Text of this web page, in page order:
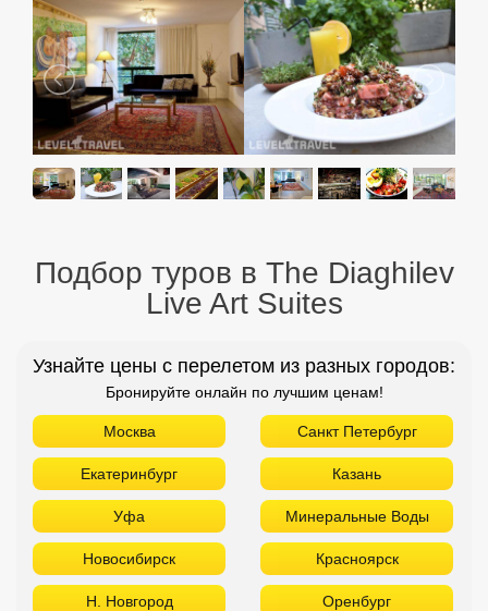
Подбор туров в The Diaghilev
Live Art Suites
Узнайте цены с перелетом из разных городов:
Бронируйте онлайн по лучшим ценам!
Москва Санкт Петербург
Екатеринбург Казань
Уфа Минеральные Воды
Новосибирск Красноярск
Н. Новгород Оренбург